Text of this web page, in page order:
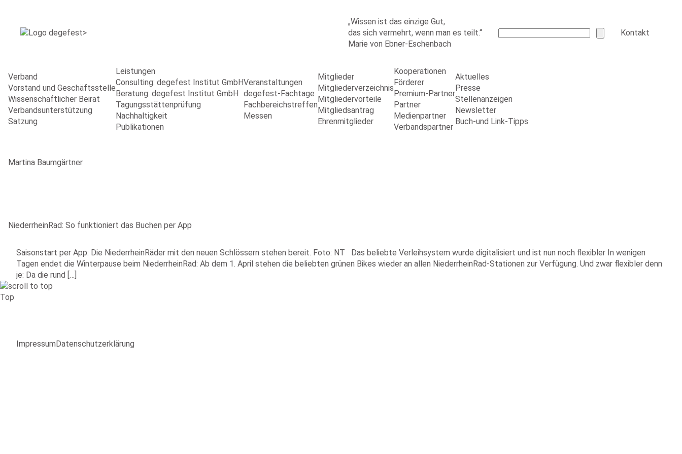
„Wissen ist das einzige Gut,
das sich vermehrt, wenn man es teilt.“
Marie von Ebner-Eschenbach
Kontakt
Verband
Vorstand und Geschäftsstelle
Wissenschaftlicher Beirat
Verbandsunterstützung
Satzung
Leistungen
Consulting: degefest Institut GmbH
Beratung: degefest Institut GmbH
Tagungsstättenprüfung
Nachhaltigkeit
Publikationen
Veranstaltungen
degefest-Fachtage
Fachbereichstreffen
Messen
Mitglieder
Mitgliederverzeichnis
Mitgliedervorteile
Mitgliedsantrag
Ehrenmitglieder
Kooperationen
Förderer
Premium-Partner
Partner
Medienpartner
Verbandspartner
Aktuelles
Presse
Stellenanzeigen
Newsletter
Buch-und Link-Tipps
Martina Baumgärtner
NiederrheinRad: So funktioniert das Buchen per App
Saisonstart per App: Die NiederrheinRäder mit den neuen Schlössern stehen bereit. Foto: NT Das beliebte Verleihsystem wurde digitalisiert und ist nun noch flexibler In wenigen
Tagen endet die Winterpause beim NiederrheinRad: Ab dem 1. April stehen die beliebten grünen Bikes wieder an allen NiederrheinRad-Stationen zur Verfügung. Und zwar flexibler denn
je: Da die rund […]
Top
ImpressumDatenschutzerklärung